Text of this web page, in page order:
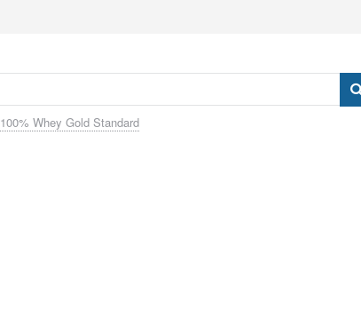
100% Whey Gold Standard